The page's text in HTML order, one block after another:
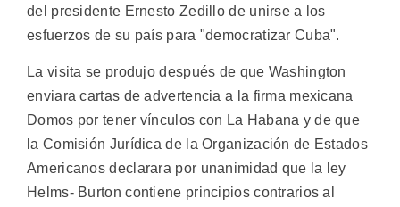
del presidente Ernesto Zedillo de unirse a los
esfuerzos de su país para "democratizar Cuba".
La visita se produjo después de que Washington
enviara cartas de advertencia a la firma mexicana
Domos por tener vínculos con La Habana y de que
la Comisión Jurídica de la Organización de Estados
Americanos declarara por unanimidad que la ley
Helms- Burton contiene principios contrarios al